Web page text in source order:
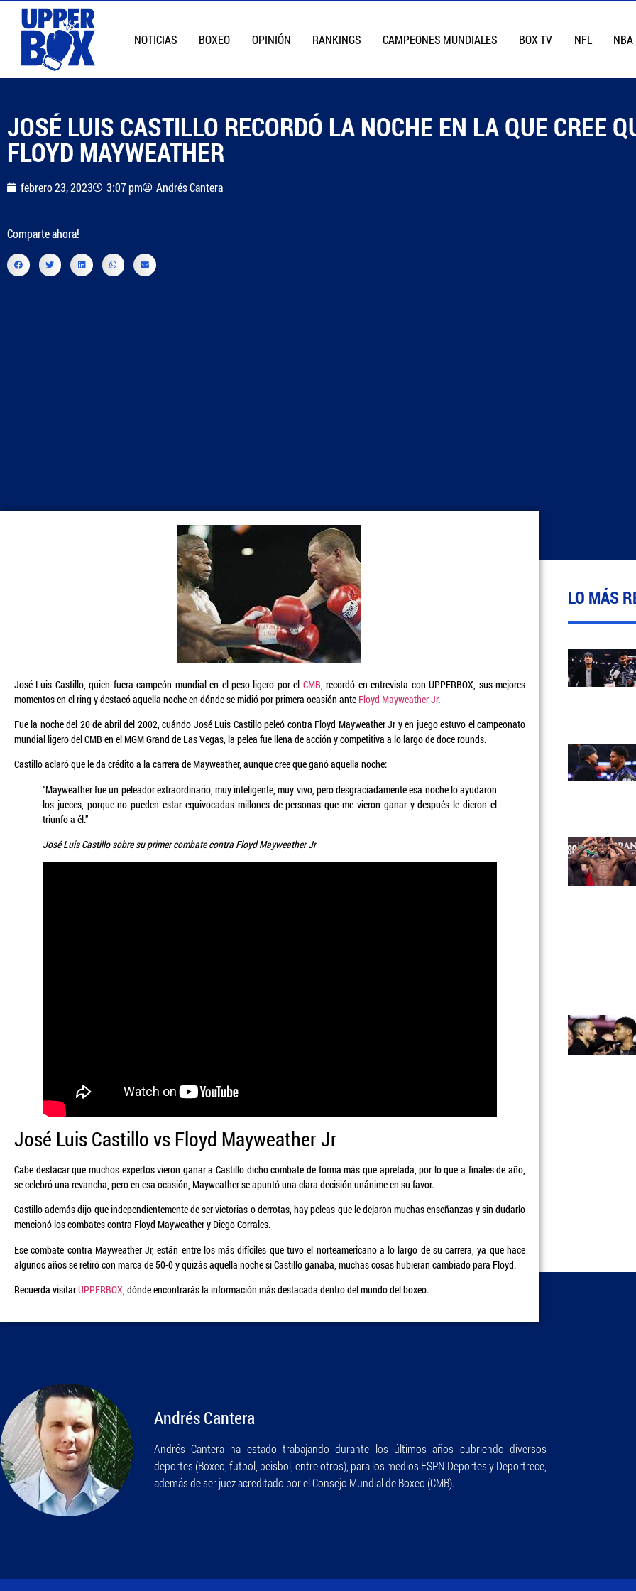
NOTICIAS BOXEO OPINIÓN RANKINGS CAMPEONES MUNDIALES BOX TV NFL NBA
JOSÉ LUIS CASTILLO RECORDÓ LA NOCHE EN LA QUE CREE
FLOYD MAYWEATHER
febrero 23, 2023 3:07 pm Andrés Cantera
Comparte ahora!
José Luis Castillo, quien fuera campeón mundial en el peso ligero por el CMB , recordó en entrevista con UPPERBOX, sus mejores
momentos en el ring y destacó aquella noche en dónde se midió por primera ocasión ante Floyd Mayweather Jr.
Fue la noche del 20 de abril del 2002, cuándo José Luis Castillo peleó contra Floyd Mayweather Jr y en juego estuvo el campeonato
mundial ligero del CMB en el MGM Grand de Las Vegas, la pelea fue llena de acción y competitiva a lo largo de doce rounds.
Castillo aclaró que le da crédito a la carrera de Mayweather, aunque cree que ganó aquella noche:
“Mayweather fue un peleador extraordinario, muy inteligente, muy vivo, pero desgraciadamente esa noche lo ayudaron
los jueces, porque no pueden estar equivocadas millones de personas que me vieron ganar y después le dieron el
triunfo a él.”
José Luis Castillo sobre su primer combate contra Floyd Mayweather Jr
José Luis Castillo vs Floyd Mayweather Jr
Cabe destacar que muchos expertos vieron ganar a Castillo dicho combate de forma más que apretada, por lo que a finales de año,
se celebró una revancha, pero en esa ocasión, Mayweather se apuntó una clara decisión unánime en su favor.
Castillo además dijo que independientemente de ser victorias o derrotas, hay peleas que le dejaron muchas enseñanzas y sin dudarlo
mencionó los combates contra Floyd Mayweather y Diego Corrales.
Ese combate contra Mayweather Jr, están entre los más difíciles que tuvo el norteamericano a lo largo de su carrera, ya que hace
algunos años se retiró con marca de 50-0 y quizás aquella noche si Castillo ganaba, muchas cosas hubieran cambiado para Floyd.
Recuerda visitarUPPERBOX, dónde encontrarás la información más destacada dentro del mundo del boxeo.
LO MÁS
Andrés Cantera
Andrés Cantera ha estado trabajando durante los últimos años cubriendo diversos
deportes (Boxeo, futbol, beisbol, entre otros), para los medios ESPN Deportes y Deportrece,
además de ser juez acreditado por el Consejo Mundial de Boxeo (CMB).